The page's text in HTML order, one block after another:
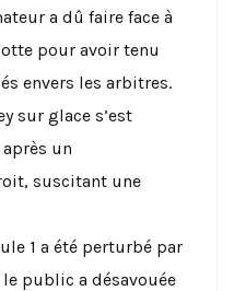
a dû faire face à
pour avoir tenu
envers les arbitres.
sur glace s’est
un
suscitant une
1 a été perturbé par
public a désavouée